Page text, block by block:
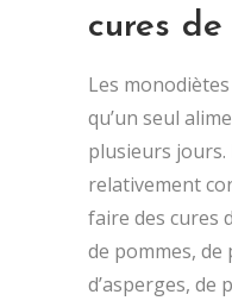
cures de
Les
qu’un seul
plusieurs jours.
relativement
faire des cures
de pommes, de
d’asperges, de